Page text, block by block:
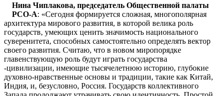
Нина Чиплакова, председатель Общественной палаты
РСО-А: «Сегодня формируется сложная, многополярная
архитектура мирового развития, в которой велика роль
государств, умеющих ценить значимость национального
суверенитета, способных самостоятельно определять вектор
своего развития. Считаю, что в новом миропорядке
главенствующую роль будут играть государства
-цивилизации, имеющие тысячелетнюю историю, глубокие
духовно-нравственные основы и традиции, такие как Китай,
Индия, и, безусловно, Россия. Государств коллективного